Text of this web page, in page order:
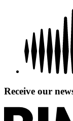
Receive our